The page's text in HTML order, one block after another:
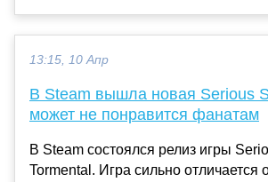
13:15, 10 Апр
В Steam вышла новая Serious
может не понравится фанатам
В Steam состоялся релиз игры
Tormental. Игра сильно отличается